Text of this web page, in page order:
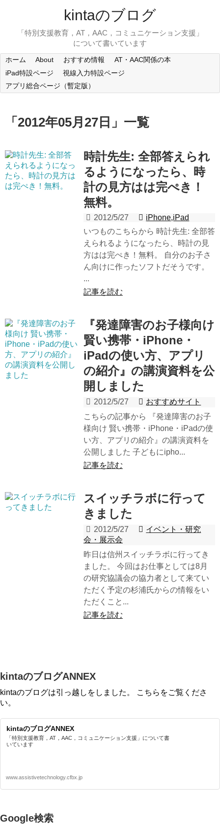
kintaのブログ
「特別支援教育，AT，AAC，コミュニケーション支援」
について書いています
ホーム About おすすめ情報
AT・AAC関係の本
iPad特設ページ
視線入力特設ページ
アプリ総合ページ（暫定版）
「 2012年05月27日 」 一覧
時計先生: 全部答えられ
るようになったら、時
計の見方はは完ぺき！
無料。
2012/5/27
iPhone,iPad
いつものこちらから 時計先生: 全部答
えられるようになったら、時計の見
方はは完ぺき！無料。 自分のお子さ
ん向けに作ったソフトだそうです。
...
記事を読む
『発達障害のお子様向け
賢い携帯・iPhone・
iPadの使い方、アプリ
の紹介』の講演資料を公
開しました
2012/5/27
おすすめサイト
こちらの記事から 『発達障害のお子
様向け 賢い携帯・iPhone・iPadの使
い方、アプリの紹介』の講演資料を
公開しました 子どもにipho...
記事を読む
スイッチラボに行って
きました
2012/5/27
イベント・研究
会・展示会
昨日は信州スイッチラボに行ってき
ました。 今回はお仕事としては8月
の研究協議会の協力者として来てい
ただく予定の杉浦氏からの情報をい
ただくこと...
記事を読む
kintaのブログANNEX
kintaのブログは引っ越しをしました。 こちらをご覧くださ
い。
kintaのブログANNEX
「特別支援教育，AT，AAC，コミュニケーション支援」について書
いています
www.assistivetechnology.cfbx.jp
Google検索